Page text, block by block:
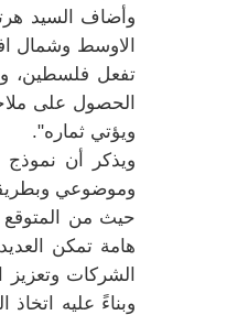
وأضاف السيد
الاوسط وشمال
تفعل فلسطين،
الحصول على
ويؤتي ثماره".
ويذكر أن
وموضوعي
حيث من المتوقع
هامة تمكن
الشركات وتعزيز
وبناءً عليه